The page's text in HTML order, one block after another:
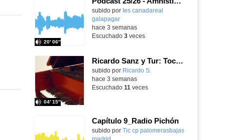
subido por Ies canadareal
galapagar
20′ 06″
-
hace 3 semanas
Escuchado 3veces
Ricardo Sanz y Tur: Tocatina concertante al aire español
subido por Ricardo S.
04′ 15″
hace 3 semanas
Escuchado 11 veces
Capítulo 9_Radio Pichón
Contenido educativo.
subido por Tic cp palomerasbajas